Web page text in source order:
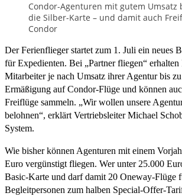
Condor-Agenturen mit gutem Umsatz
die Silber-Karte – und damit auch
Condor
Der Ferienflieger startet zum 1. Juli ein neues
für Expedienten. Bei „Partner fliegen“ erhalten
Mitarbeiter je nach Umsatz ihrer Agentur bis
Ermäßigung auf Condor-Flüge und können
Freiflüge sammeln. „Wir wollen unsere
belohnen“, erklärt Vertriebsleiter Michael
System.
Wie bisher können Agenturen mit einem
Euro vergünstigt fliegen. Wer unter 25.000
Basic-Karte und darf damit 20 Oneway-Flüge
Begleitpersonen zum halben Special-Offer-